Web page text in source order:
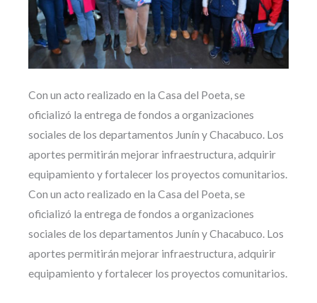
Con un acto realizado en la Casa del Poeta, se
oficializó la entrega de fondos a organizaciones
sociales de los departamentos Junín y Chacabuco. Los
aportes permitirán mejorar infraestructura, adquirir
equipamiento y fortalecer los proyectos comunitarios.
Con un acto realizado en la Casa del Poeta, se
oficializó la entrega de fondos a organizaciones
sociales de los departamentos Junín y Chacabuco. Los
aportes permitirán mejorar infraestructura, adquirir
equipamiento y fortalecer los proyectos comunitarios.